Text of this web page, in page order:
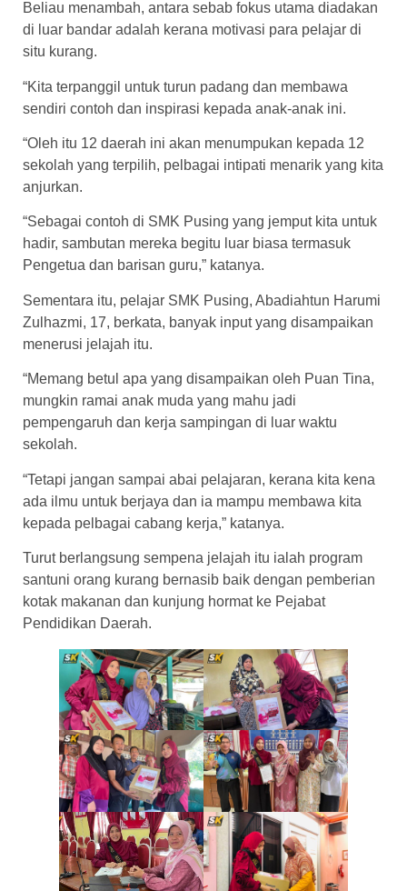
Beliau menambah, antara sebab fokus utama diadakan
di luar bandar adalah kerana motivasi para pelajar di
situ kurang.
“Kita terpanggil untuk turun padang dan membawa
sendiri contoh dan inspirasi kepada anak-anak ini.
“Oleh itu 12 daerah ini akan menumpukan kepada 12
sekolah yang terpilih, pelbagai intipati menarik yang kita
anjurkan.
“Sebagai contoh di SMK Pusing yang jemput kita untuk
hadir, sambutan mereka begitu luar biasa termasuk
Pengetua dan barisan guru,” katanya.
Sementara itu, pelajar SMK Pusing, Abadiahtun Harumi
Zulhazmi, 17, berkata, banyak input yang disampaikan
menerusi jelajah itu.
“Memang betul apa yang disampaikan oleh Puan Tina,
mungkin ramai anak muda yang mahu jadi
pempengaruh dan kerja sampingan di luar waktu
sekolah.
“Tetapi jangan sampai abai pelajaran, kerana kita kena
ada ilmu untuk berjaya dan ia mampu membawa kita
kepada pelbagai cabang kerja,” katanya.
Turut berlangsung sempena jelajah itu ialah program
santuni orang kurang bernasib baik dengan pemberian
kotak makanan dan kunjung hormat ke Pejabat
Pendidikan Daerah.